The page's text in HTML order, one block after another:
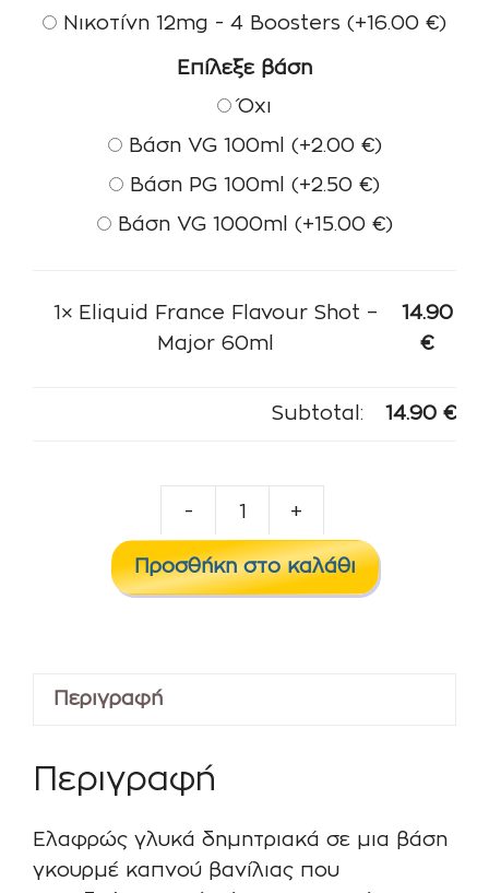
Νικοτίνη 12mg - 4 Boosters (+16.00 €)
Επίλεξε βάση
Όχι
Βάση VG 100ml (+2.00 €)
Βάση PG 100ml (+2.50 €)
Βάση VG 1000ml (+15.00 €)
1×Eliquid France Flavour Shot –
Major 60ml
14.90
€
Subtotal: 14.90 €
-
France
Flavour
+
Προσθήκη στο καλάθι
Περιγραφή
Περιγραφή
Ελαφρώς γλυκά δημητριακά σε μια βάση
γκουρμέ καπνού βανίλιας που